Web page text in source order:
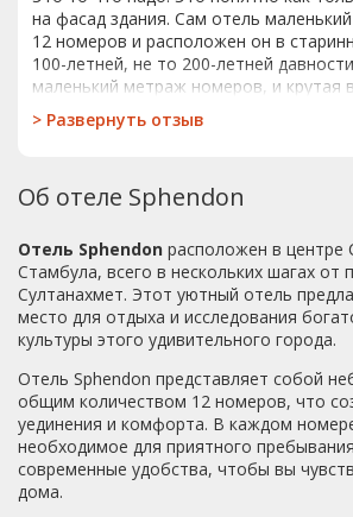
на фасад здания. Сам отель
12 номеров и расположен он в
100-летней, не то 200-летней
маленький метраж номеров, и крутая
лестница. Но номера очень уютные.
османском стиле, но безо всякой
всячиной, достаточно грамотно
со множеством ящичков, сейф, мини-
кабина, имеются тапочки. Полотенце
день, уборка производилась тоже
есть чайник, кофе, сливки, чай, сахар.
работает бесплатный Wi-Fi, сигнал
это шведский стол. Из горячего:
остальное: йогурт, хлопья, тосты,
огурцы, помидоры, перец, зелень,
сыр, колбаса, оливки и вкуснейшая
десерт: халва, тортик, местная
(апельсины и яблоки). Из столовой
террасу, где приятно попить кофе в
> Развернуть отзыв
Об отеле Sphendon
Отель Sphendon расположен в центре
Стамбула, всего в нескольких шагах от
Султанахмет. Этот уютный отель
место для отдыха и исследования
культуры этого удивительного города.
Отель Sphendon представляет собой
общим количеством 12 номеров, что
уединения и комфорта. В каждом
необходимое для приятного
современные удобства, чтобы вы
дома.